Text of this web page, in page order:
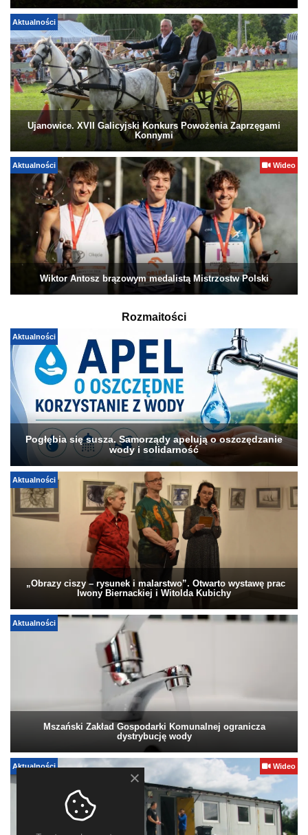
Aktualności
Ujanowice. XVII Galicyjski Konkurs Powożenia Zaprzęgami
Konnymi
Aktualności Wideo
Wiktor Antosz brązowym medalistą Mistrzostw Polski
Rozmaitości
Aktualności
Pogłębia się susza. Samorządy apelują o oszczędzanie
wody i solidarność
Aktualności
„Obrazy ciszy – rysunek i malarstwo”. Otwarto wystawę prac
Iwony Biernackiej i Witolda Kubichy
Aktualności
Mszański Zakład Gospodarki Komunalnej ogranicza
dystrybucję wody
Aktualności Wideo